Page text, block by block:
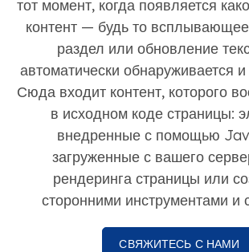
тот момент, когда появляется
контент — будь то
раздел или обновление
автоматически обнаруживается
Сюда входит контент, которого
в исходном коде страницы:
внедренные с помощью
загруженные с вашего
рендеринга страницы или
сторонними инструментами и
СВЯЖИТЕСЬ С НАМИ